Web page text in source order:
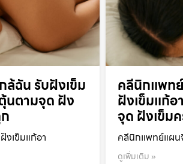
ฉัน รับฝังเข็ม
นตามจุด ฝัง
เข็มแก้อา
คลีนิกแพท
ฝังเข็มแก้อ
จุด ฝังเข็ม
คลีนิกแพทย์แผน
ดูเพิ่มเติม »